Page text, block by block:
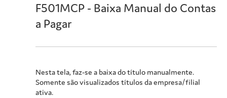
F501MCP - Baixa Manual do Contas
a Pagar
Nesta tela, faz-se a baixa do título manualmente.
Somente são visualizados títulos da empresa/filial
ativa.